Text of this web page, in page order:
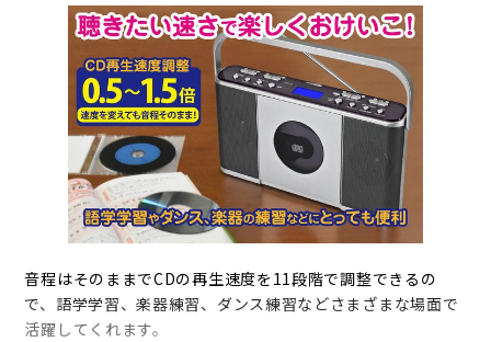
音程はそのままでCDの再生速度を11段階で調整できるの
で、語学学習、楽器練習、ダンス練習などさまざまな場面で
活躍してくれます。